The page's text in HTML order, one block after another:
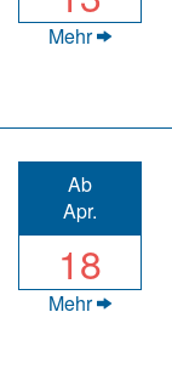
Mehr
Ab
Apr.
18
Mehr